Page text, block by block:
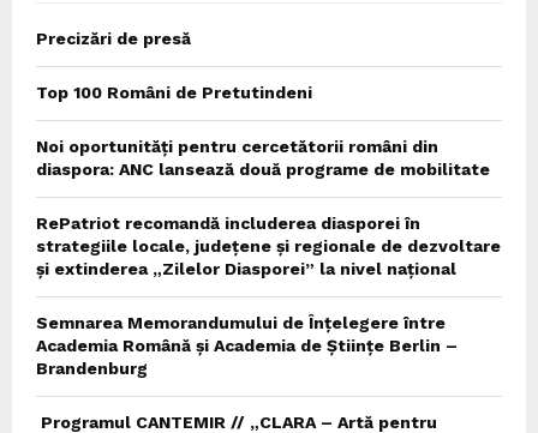
Precizări de presă
Top 100 Români de Pretutindeni
Noi oportunități pentru cercetătorii români din
diaspora: ANC lansează două programe de mobilitate
RePatriot recomandă includerea diasporei în
strategiile locale, județene și regionale de dezvoltare
și extinderea „Zilelor Diasporei” la nivel național
Semnarea Memorandumului de Înțelegere între
Academia Română și Academia de Științe Berlin –
Brandenburg
Programul CANTEMIR // „CLARA – Artă pentru